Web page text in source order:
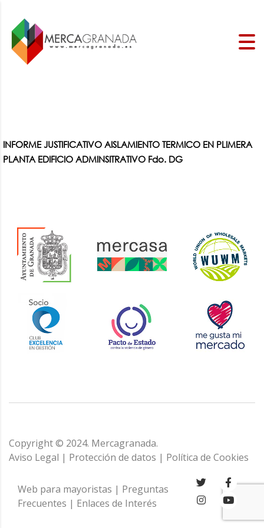
INFORME JUSTIFICATIVO AISLAMIENTO TERMICO EN PLIMERA
PLANTA EDIFICIO ADMINSITRATIVO Fdo. DG
Copyright © 2024. Mercagranada.
Aviso Legal | Protección de datos | Política de Cookies
Web para mayoristas | Preguntas
Frecuentes | Enlaces de Interés